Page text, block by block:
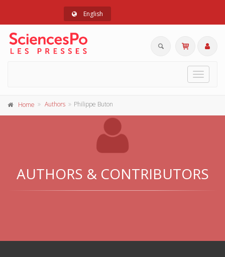
English
Toggle
Home Authors Philippe Buton
AUTHORS & CONTRIBUTORS